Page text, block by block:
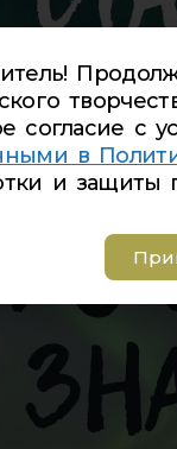
согласие с
в
и защиты